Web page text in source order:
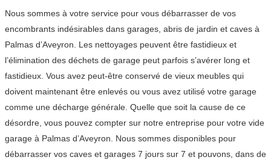
Nous sommes à votre service pour vous débarrasser de vos
encombrants indésirables dans garages, abris de jardin et caves à
Palmas d’Aveyron. Les nettoyages peuvent être fastidieux et
l’élimination des déchets de garage peut parfois s’avérer long et
fastidieux. Vous avez peut-être conservé de vieux meubles qui
doivent maintenant être enlevés ou vous avez utilisé votre garage
comme une décharge générale. Quelle que soit la cause de ce
désordre, vous pouvez compter sur notre entreprise pour votre vide
garage à Palmas d’Aveyron. Nous sommes disponibles pour
débarrasser vos caves et garages 7 jours sur 7 et pouvons, dans de